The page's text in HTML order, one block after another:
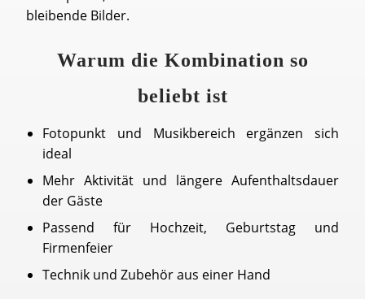
bleibende Bilder.
Warum die Kombination so
beliebt ist
Fotopunkt und Musikbereich ergänzen sich
ideal
Mehr Aktivität und längere Aufenthaltsdauer
der Gäste
Passend für Hochzeit, Geburtstag und
Firmenfeier
Technik und Zubehör aus einer Hand